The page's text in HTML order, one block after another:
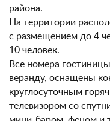
района.
На территории
с размещением до 4
10 человек.
Все номера
веранду, оснащены
круглосуточным
телевизором со